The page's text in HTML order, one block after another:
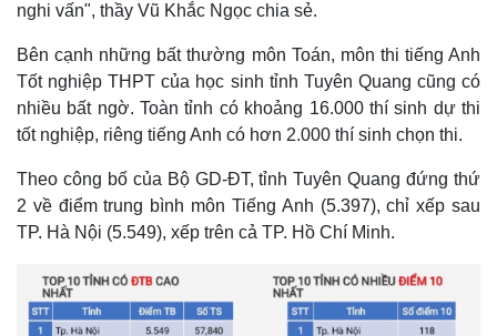
nghi vấn", thầy Vũ Khắc Ngọc chia sẻ.
Bên cạnh những bất thường môn Toán, môn thi tiếng Anh
Tốt nghiệp THPT của học sinh tỉnh Tuyên Quang cũng có
nhiều bất ngờ. Toàn tỉnh có khoảng 16.000 thí sinh dự thi
tốt nghiệp, riêng tiếng Anh có hơn 2.000 thí sinh chọn thi.
Theo công bố của Bộ GD-ĐT, tỉnh Tuyên Quang đứng thứ
2 về điểm trung bình môn Tiếng Anh (5.397), chỉ xếp sau
TP. Hà Nội (5.549), xếp trên cả TP. Hồ Chí Minh.